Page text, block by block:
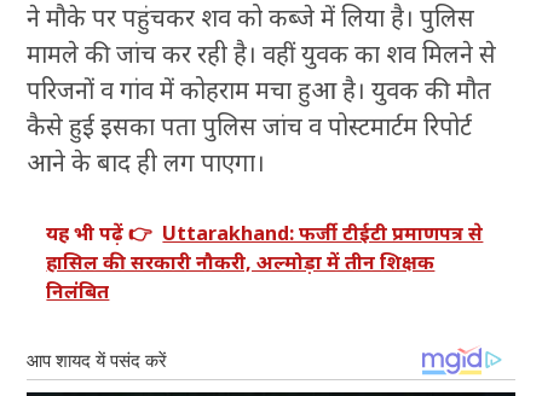
ने मौके पर पहुंचकर शव को कब्जे में लिया है। पुलिस
मामले की जांच कर रही है। वहीं युवक का शव मिलने से
परिजनों व गांव में कोहराम मचा हुआ है। युवक की मौत
कैसे हुई इसका पता पुलिस जांच व पोस्टमार्टम रिपोर्ट
आने के बाद ही लग पाएगा।
यह भी पढ़ें 👉 Uttarakhand: फर्जी टीईटी प्रमाणपत्र से
हासिल की सरकारी नौकरी, अल्मोड़ा में तीन शिक्षक
निलंबित